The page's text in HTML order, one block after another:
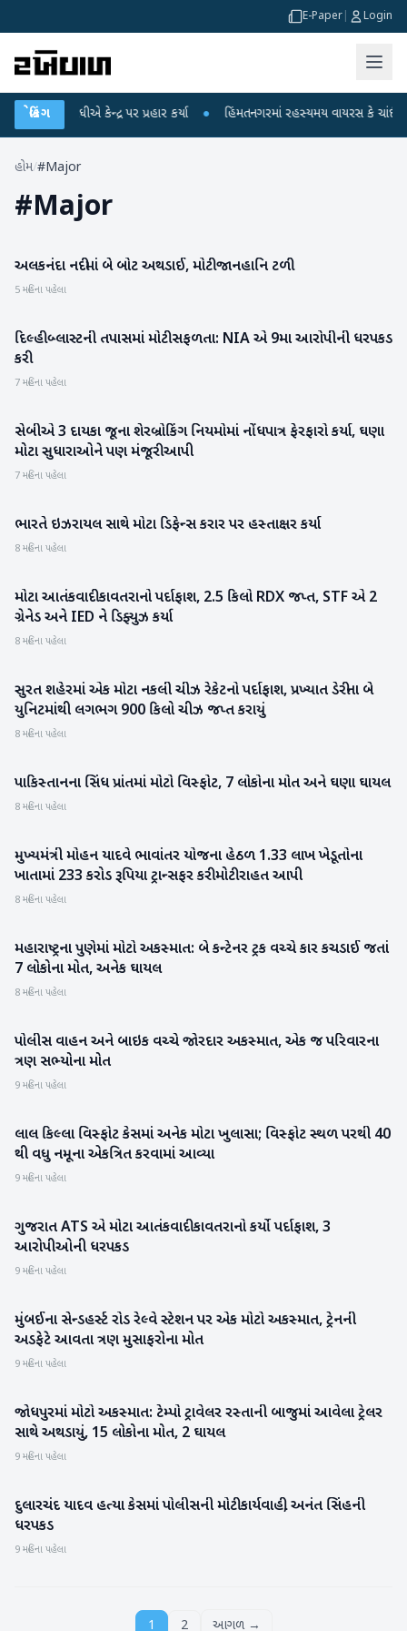
E-Paper Login
બ્રેકિંગ
રાહુલ ગાંધીએ કેન્દ્ર પર પ્રહાર કર્યા ● હિંમતનગરમાં રહસ્યમય વાયરસ કે ચાંદીપુરા?
હોમ/#Major
#Major
રાષ્ટ્રીય અલકનંદા નદીમાં બે બોટ અથડાઈ, મોટી જાનહાનિ ટળી
5 મહિના પહેલા
રાષ્ટ્રીય
દિલ્હી બ્લાસ્ટની તપાસમાં મોટી સફળતા: NIA એ 9મા આરોપીની ધરપકડ
કરી
7 મહિના પહેલા
રાષ્ટ્રીય
સેબીએ 3 દાયકા જૂના શેરબ્રોકિંગ નિયમોમાં નોંધપાત્ર ફેરફારો કર્યા, ઘણા
મોટા સુધારાઓને પણ મંજૂરી આપી
7 મહિના પહેલા
રાષ્ટ્રીય
ભારતે ઇઝરાયલ સાથે મોટા ડિફેન્સ કરાર પર હસ્તાક્ષર કર્યા
8 મહિના પહેલા
રાષ્ટ્રીય
મોટા આતંકવાદી કાવતરાનો પર્દાફાશ, 2.5 કિલો RDX જપ્ત, STF એ 2
ગ્રેનેડ અને IED ને ડિફ્યુઝ કર્યા
8 મહિના પહેલા
ગુજરાત
સુરત શહેરમાં એક મોટા નકલી ચીઝ રેકેટનો પર્દાફાશ, પ્રખ્યાત ડેરીના બે
યુનિટમાંથી લગભગ 900 કિલો ચીઝ જપ્ત કરાયું
8 મહિના પહેલા
આંતરરાષ્ટ્રીય
પાકિસ્તાનના સિંધ પ્રાંતમાં મોટો વિસ્ફોટ, 7 લોકોના મોત અને ઘણા ઘાયલ
8 મહિના પહેલા
રાષ્ટ્રીય
મુખ્યમંત્રી મોહન યાદવે ભાવાંતર યોજના હેઠળ 1.33 લાખ ખેડૂતોના
ખાતામાં 233 કરોડ રૂપિયા ટ્રાન્સફર કરી મોટી રાહત આપી
8 મહિના પહેલા
રાષ્ટ્રીય
મહારાષ્ટ્રના પુણેમાં મોટો અકસ્માત: બે કન્ટેનર ટ્રક વચ્ચે કાર કચડાઈ જતાં
7 લોકોના મોત, અનેક ઘાયલ
8 મહિના પહેલા
રાષ્ટ્રીય
પોલીસ વાહન અને બાઇક વચ્ચે જોરદાર અકસ્માત, એક જ પરિવારના
ત્રણ સભ્યોના મોત
9 મહિના પહેલા
રાષ્ટ્રીય
લાલ કિલ્લા વિસ્ફોટ કેસમાં અનેક મોટા ખુલાસા; વિસ્ફોટ સ્થળ પરથી 40
થી વધુ નમૂના એકત્રિત કરવામાં આવ્યા
9 મહિના પહેલા
રાષ્ટ્રીય
ગુજરાત ATS એ મોટા આતંકવાદી કાવતરાનો કર્યો પર્દાફાશ, 3
આરોપીઓની ધરપકડ
9 મહિના પહેલા
રાષ્ટ્રીય
મુંબઈના સેન્ડહર્સ્ટ રોડ રેલ્વે સ્ટેશન પર એક મોટો અકસ્માત, ટ્રેનની
અડફેટે આવતા ત્રણ મુસાફરોના મોત
9 મહિના પહેલા
રાષ્ટ્રીય
જોધપુરમાં મોટો અકસ્માત: ટેમ્પો ટ્રાવેલર રસ્તાની બાજુમાં આવેલા ટ્રેલર
સાથે અથડાયું, 15 લોકોના મોત, 2 ઘાયલ
9 મહિના પહેલા
રાષ્ટ્રીય
દુલારચંદ યાદવ હત્યા કેસમાં પોલીસની મોટી કાર્યવાહી, અનંત સિંહની
ધરપકડ
9 મહિના પહેલા
1 2 આગળ →